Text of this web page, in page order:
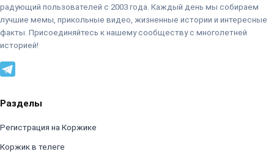
радующий пользователей с 2003 года. Каждый день мы собираем
лучшие мемы, прикольные видео, жизненные истории и интересные
факты. Присоединяйтесь к нашему сообществу с многолетней
историей!
Разделы
Регистрация на Коржике
Коржик в телеге